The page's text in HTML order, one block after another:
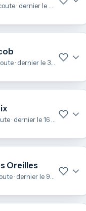
32 épisodes en réécoute · dernier le 31 mars
Oreilles